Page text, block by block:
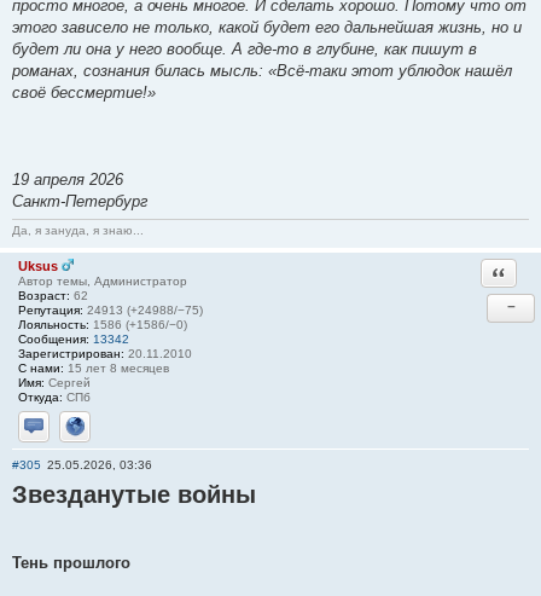
просто многое, а очень многое. И сделать хорошо. Потому что от
этого зависело не только, какой будет его дальнейшая жизнь, но и
будет ли она у него вообще. А где-то в глубине, как пишут в
романах, сознания билась мысль: «Всё-таки этот ублюдок нашёл
своё бессмертие!»
19 апреля 2026
Санкт-Петербург
Да, я зануда, я знаю...
Uksus
Автор темы, Администратор
Возраст: 62
Репутация: 24913 (+24988/−75)
Лояльность: 1586 (+1586/−0)
Сообщения: 13342
Зарегистрирован: 20.11.2010
С нами: 15 лет 8 месяцев
Имя: Сергей
Откуда: СПб
Отправить личное сообщение
Сайт
−
#305 25.05.2026, 03:36
Звезданутые войны
Тень прошлого